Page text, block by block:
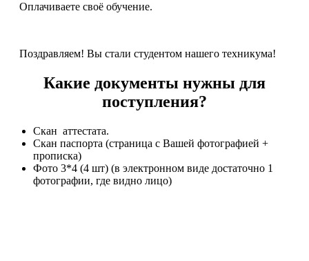
Оплачиваете своё обучение.
Поздравляем! Вы стали студентом нашего техникума!
Какие документы нужны для
поступления?
Скан аттестата.
Скан паспорта (страница с Вашей фотографией +
прописка)
Фото 3*4 (4 шт) (в электронном виде достаточно 1
фотографии, где видно лицо)